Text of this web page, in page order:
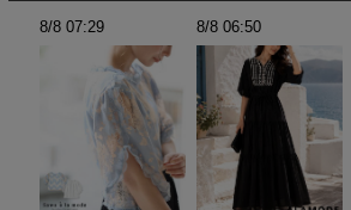
8/8 06:48 8/8 06:48